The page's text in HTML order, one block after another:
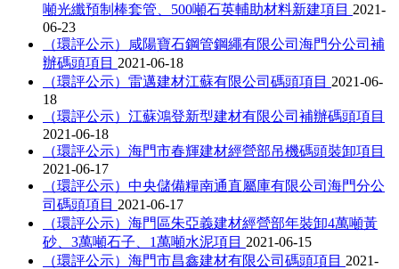
噸光纖預制棒套管、500噸石英輔助材料新建項目 2021-
06-23
（環評公示）咸陽寶石鋼管鋼繩有限公司海門分公司補
辦碼頭項目 2021-06-18
（環評公示）雷邁建材江蘇有限公司碼頭項目 2021-06-
18
（環評公示）江蘇鴻登新型建材有限公司補辦碼頭項目
2021-06-18
（環評公示）海門市春輝建材經營部吊機碼頭裝卸項目
2021-06-17
（環評公示）中央儲備糧南通直屬庫有限公司海門分公
司碼頭項目 2021-06-17
（環評公示）海門區朱亞義建材經營部年裝卸4萬噸黃
砂、3萬噸石子、1萬噸水泥項目 2021-06-15
（環評公示）海門市昌鑫建材有限公司碼頭項目 2021-